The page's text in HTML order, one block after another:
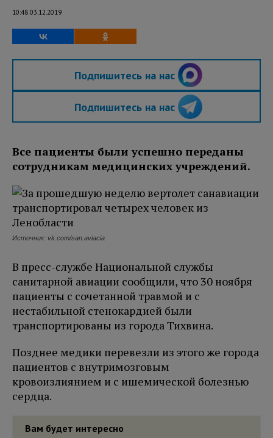
10:48 03.12.2019
Подпишитесь на нас
Подпишитесь на нас
Все пациенты были успешно переданы
сотрудникам медицинских учреждений.
Источник: vk.com/san.aviacia
В пресс-службе Национальной службы
санитарной авиации сообщили, что 30 ноября
пациенты с сочетанной травмой и с
нестабильной стенокардией были
транспортированы из города Тихвина.
Позднее медики перевезли из этого же города
пациентов с внутримозговым
кровоизлиянием и с ишемической болезнью
сердца.
Вам будет интересно